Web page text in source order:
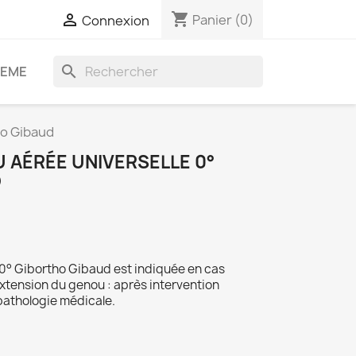
 Connexion shopping_cart Panier (0)
search
Gibaud
AÉRÉE UNIVERSELLE 0°
Gibortho Gibaud est indiquée en cas
du genou : après intervention
médicale.